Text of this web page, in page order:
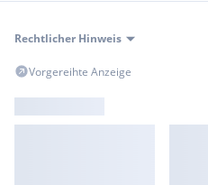
Rechtlicher Hinweis
Vorgereihte Anzeige